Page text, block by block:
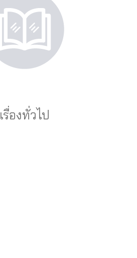
เรื่องทั่วไป